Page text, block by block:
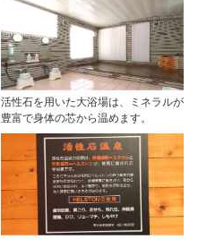
活性石を用いた大浴場は、ミネラルが
豊富で身体の芯から温めます。